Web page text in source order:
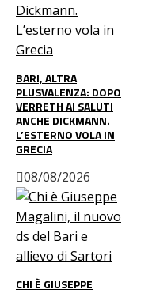
BARI, ALTRA
PLUSVALENZA: DOPO
VERRETH AI SALUTI
ANCHE DICKMANN.
L’ESTERNO VOLA IN
GRECIA
08/08/2026
CHI È GIUSEPPE